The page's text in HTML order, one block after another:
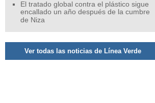
El tratado global contra el plástico sigue
encallado un año después de la cumbre
de Niza
Ver todas las noticias de Línea Verde